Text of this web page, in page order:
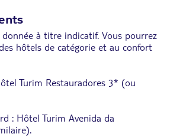
à titre indicatif. Vous pourrez
hôtels de catégorie et au confort
Turim Restauradores 3* (ou
: Hôtel Turim Avenida da